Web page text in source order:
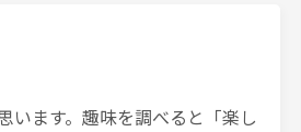
います。趣味を調べると「楽し